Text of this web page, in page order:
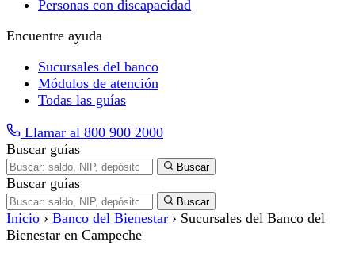
Personas con discapacidad
Encuentre ayuda
Sucursales del banco
Módulos de atención
Todas las guías
Llamar al 800 900 2000
Buscar guías
Buscar
Buscar guías
Buscar
Inicio › Banco del Bienestar › Sucursales del Banco del
Bienestar en Campeche